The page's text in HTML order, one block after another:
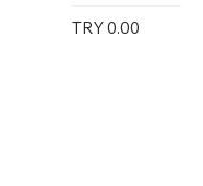
Price
TRY 0.00